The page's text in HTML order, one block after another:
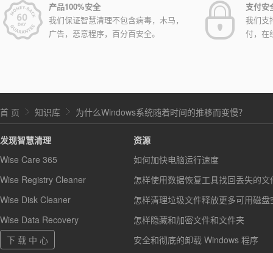
产品100%安全
我们保证智慧清理不包含病毒，木马，
广告，恶意程序，百分百安全。
支付安
我们支
付，在
首 页 知识库 为什么Windows系统随着时间的推移而变慢？
发现智慧清理
Wise Care 365
Wise Registry Cleaner
Wise Disk Cleaner
Wise Data Recovery
下 载 中 心
资源
如何加快电脑运行速度
怎样使用数据恢复工具找回丢失的文
怎样清理垃圾文件释放更多可用磁盘
怎样隐藏和加密文件和文件夹
安全和彻底的卸载 Windows 程序